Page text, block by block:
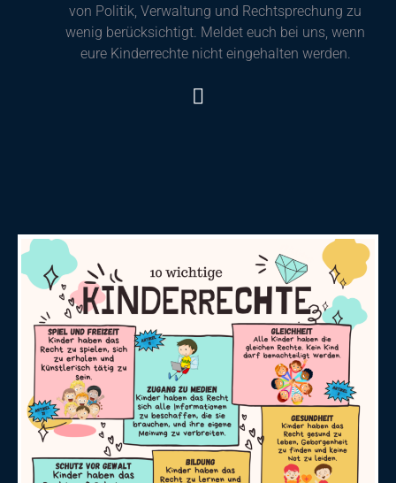
von Politik, Verwaltung und Rechtsprechung zu
wenig berücksichtigt. Meldet euch bei uns, wenn
eure Kinderrechte nicht eingehalten werden.